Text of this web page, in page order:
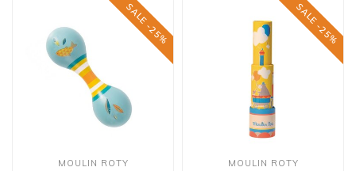
SALE -25%
MOULIN ROTY
SALE -25%
MOULIN ROTY